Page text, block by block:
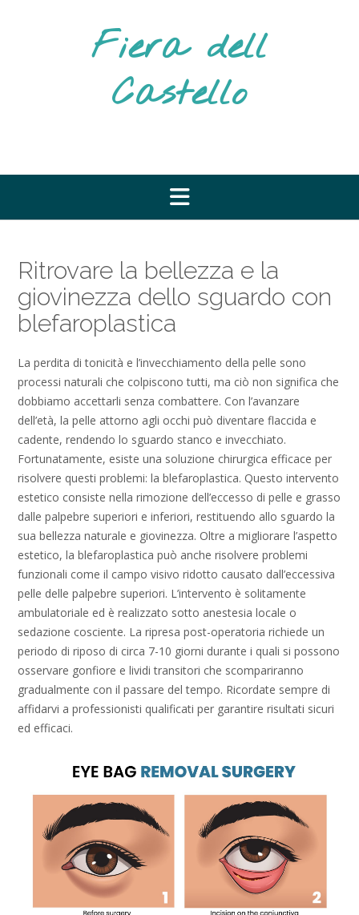
Fiera dell
Castello
Ritrovare la bellezza e la
giovinezza dello sguardo con
blefaroplastica
La perdita di tonicità e l’invecchiamento della pelle sono
processi naturali che colpiscono tutti, ma ciò non significa che
dobbiamo accettarli senza combattere. Con l’avanzare
dell’età, la pelle attorno agli occhi può diventare flaccida e
cadente, rendendo lo sguardo stanco e invecchiato.
Fortunatamente, esiste una soluzione chirurgica efficace per
risolvere questi problemi: la blefaroplastica. Questo intervento
estetico consiste nella rimozione dell’eccesso di pelle e grasso
dalle palpebre superiori e inferiori, restituendo allo sguardo la
sua bellezza naturale e giovinezza. Oltre a migliorare l’aspetto
estetico, la blefaroplastica può anche risolvere problemi
funzionali come il campo visivo ridotto causato dall’eccessiva
pelle delle palpebre superiori. L’intervento è solitamente
ambulatoriale ed è realizzato sotto anestesia locale o
sedazione cosciente. La ripresa post-operatoria richiede un
periodo di riposo di circa 7-10 giorni durante i quali si possono
osservare gonfiore e lividi transitori che scompariranno
gradualmente con il passare del tempo. Ricordate sempre di
affidarvi a professionisti qualificati per garantire risultati sicuri
ed efficaci.